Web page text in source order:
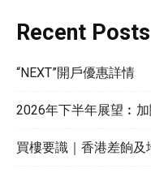
Recent Posts
“NEXT”開戶優惠詳情
2026年下半年展望︰
買樓要識｜香港差餉